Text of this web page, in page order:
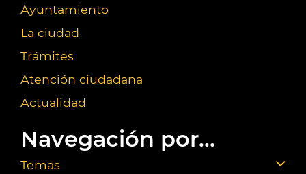
Ayuntamiento
La ciudad
Trámites
Atención ciudadana
Actualidad
Navegación por...
Temas